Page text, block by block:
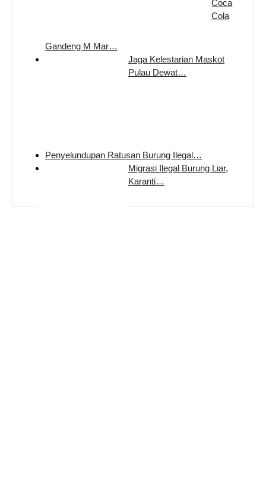
Coca
Cola
Gandeng M Mar…
Jaga Kelestarian Maskot
Pulau Dewat…
Penyelundupan Ratusan Burung Ilegal…
Migrasi Ilegal Burung Liar,
Karanti…